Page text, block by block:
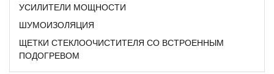
УСИЛИТЕЛИ МОЩНОСТИ
ШУМОИЗОЛЯЦИЯ
ЩЕТКИ СТЕКЛООЧИСТИТЕЛЯ СО ВСТРОЕННЫМ
ПОДОГРЕВОМ